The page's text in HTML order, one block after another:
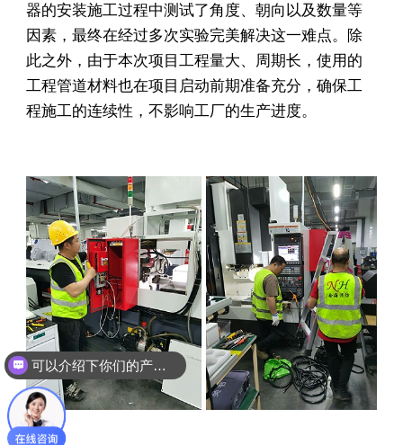
器的安装施工过程中测试了角度、朝向以及数量等
因素，最终在经过多次实验完美解决这一难点。除
此之外，由于本次项目工程量大、周期长，使用的
工程管道材料也在项目启动前期准备充分，确保工
程施工的连续性，不影响工厂的生产进度。
可以介绍下你们的产品么？